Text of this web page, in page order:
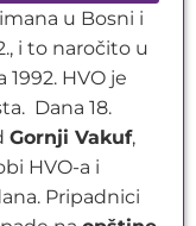
u Bosni i
i to naročito u
1992. HVO je
Dana 18.
Gornji Vakuf,
HVO-a i
Pripadnici